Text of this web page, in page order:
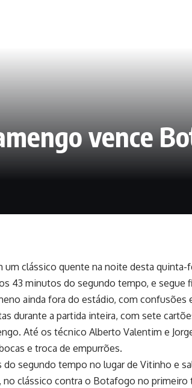
vence
clássico quente na noite desta
43 minutos do segundo tempo, e segue
ainda fora do estádio, com
durante a partida inteira, com sete
Até os técnico Alberto Valentim e
e troca de empurrões.
do segundo tempo no lugar de Vitinho e
no clássico contra o Botafogo no